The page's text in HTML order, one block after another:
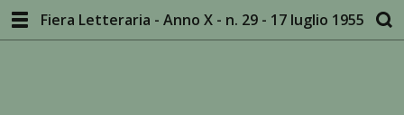
Fiera Letteraria - Anno X - n. 29 - 17 luglio 1955